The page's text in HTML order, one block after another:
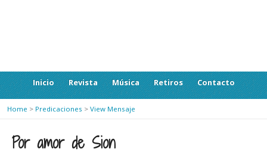
Inicio Revista Música Retiros Contacto
Home > Predicaciones > View Mensaje
Por amor de Sion